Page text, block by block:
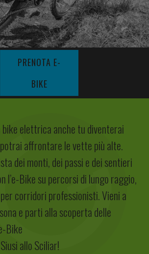
PRENOTA E-
BIKE
bike elettrica anche tu diventerai
affrontare le vette più alte.
dei monti, dei passi e dei sentieri
l’e-Bike su percorsi di lungo raggio,
corridori professionisti. Vieni a
e parti alla scoperta delle
Bike
allo Sciliar!